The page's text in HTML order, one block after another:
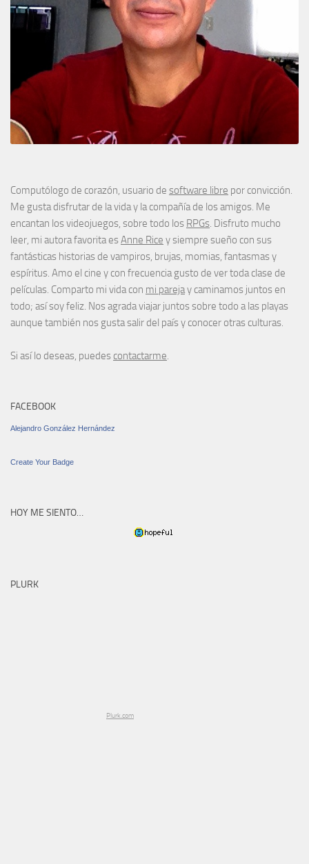
Computólogo de corazón, usuario de software libre por convicción.
Me gusta disfrutar de la vida y la compañía de los amigos. Me
encantan los videojuegos, sobre todo los RPGs. Disfruto mucho
leer, mi autora favorita esAnne Rice y siempre sueño con sus
fantásticas historias de vampiros, brujas, momias, fantasmas y
espíritus. Amo el cine y con frecuencia gusto de ver toda clase de
películas. Comparto mi vida con mi parejay caminamos juntos en
todo; así soy feliz. Nos agrada viajar juntos sobre todo a las playas
aunque también nos gusta salir del país y conocer otras culturas.
Si así lo deseas, puedes contactarme.
FACEBOOK
Alejandro González Hernández
Create Your Badge
HOY ME SIENTO…
PLURK
Plurk.com